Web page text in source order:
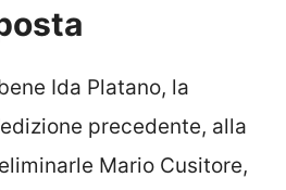
Ida Platano, la
precedente, alla
Mario Cusitore,